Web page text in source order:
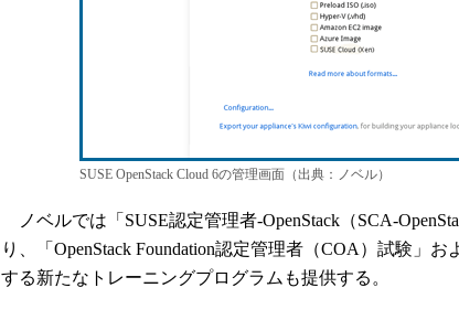
SUSE OpenStack Cloud 6の管理画面（出典：ノベル）
ノベルでは「SUSE認定管理者-OpenStack（SCA-
り、「OpenStack Foundation認定管理者（COA）試験」お
する新たなトレーニングプログラムも提供する。